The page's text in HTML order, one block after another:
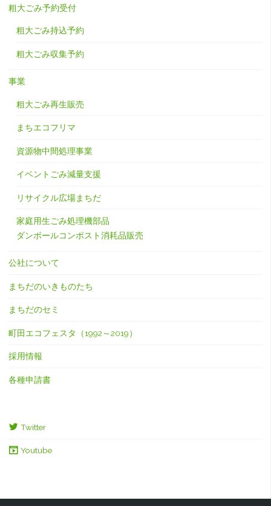
粗大ごみ予約受付
粗大ごみ持込予約
粗大ごみ収集予約
事業
粗大ごみ再生販売
まちエコフリマ
資源物中間処理事業
イベントごみ減量支援
リサイクル広場まちだ
家庭用生ごみ処理機部品
ダンボールコンポスト消耗品販売
公社について
まちだのいきものたち
まちだのセミ
町田エコフェスタ（1992～2019）
採用情報
各種申請書
Twitter
Youtube